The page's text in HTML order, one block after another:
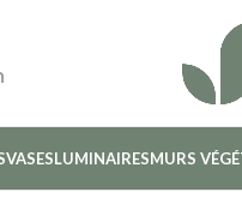
VASESLUMINAIRESMURS